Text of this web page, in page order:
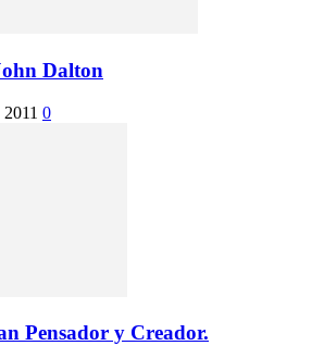
Dalton
0
Pensador y Creador.